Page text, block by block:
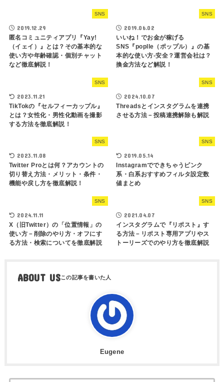
SNS
2019.12.29
匿名コミュニティアプリ『Yay!
（イェイ）』とは？その基本的な
使い方や年齢確認・個別チャット
など徹底解説！
SNS
2019.06.02
いいね！でお金が稼げる
SNS『poplle（ポップル）』の基
本的な使い方-安全？運営会社は？
換金方法など解説！
SNS
2023.11.21
TikTokの『セルフィーカップル』
とは？女性化・男性化動画を撮影
する方法を徹底解説！
SNS
2024.10.07
Threadsとインスタグラムを連携
させる方法－投稿連携解除も解説
SNS
2023.11.08
Twitter Proとは何？アカウントの
切り替え方法・メリット・条件・
機能や戻し方を徹底解説！
SNS
2019.05.14
Instagramでできちゃうピンク
系・白系おすすめフィルタ設定数
値まとめ
SNS
2024.11.11
X（旧Twitter）の「位置情報」の
使い方－削除のやり方・オフにす
る方法・検索についてを徹底解説
SNS
2021.04.07
インスタグラムで『リポスト』す
る方法－リポスト専用アプリやス
トーリーズでのやり方を徹底解説
ABOUT US
Eugene